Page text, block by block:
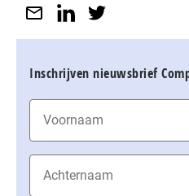
Inschrijven nieuwsbrief